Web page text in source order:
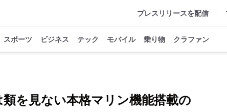
プレスリリースを配信
スポーツ ビジネス テック モバイル 乗り物 クラファン
を見ない本格マリン機能搭載の